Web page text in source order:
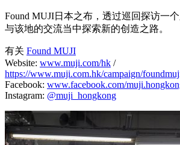
Found MUJI日本之布，透过巡回探访一
与该地的交流当中探索新的创造之路。
有关 Found MUJI
Website: www.muji.com/hk /
https://www.muji.com.hk/campaign/
Facebook: www.facebook.com/
Instagram: @muji_hongkong